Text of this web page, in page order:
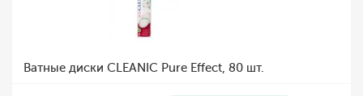
Ватные диски CLEANIC Pure Effect, 80 шт.